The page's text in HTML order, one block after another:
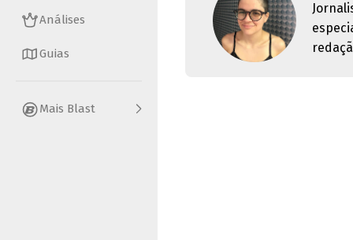
Análises
Guias
Mais Blast